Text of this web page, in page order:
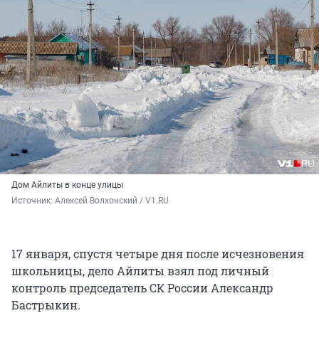
Дом Айлиты в конце улицы
Источник: Алексей Волхонский / V1.RU
17 января, спустя четыре дня после исчезновения
школьницы, дело Айлиты взял под личный
контроль председатель СК России Александр
Бастрыкин.